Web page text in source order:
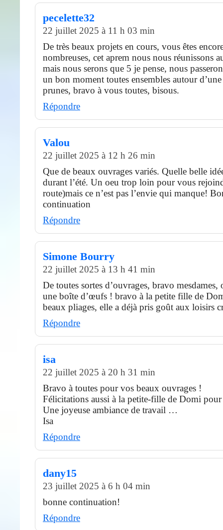
pecelette32
22 juillet 2025 à 11 h 03 min
De très beaux projets en cours, vous êtes
nombreuses, cet aprem nous nous réunissons
mais nous serons que 5 je pense, nous
un bon moment toutes ensembles autour
prunes, bravo à vous toutes, bisous.
Répondre
Valou
22 juillet 2025 à 12 h 26 min
Que de beaux ouvrages variés. Quelle belle
durant l’été. Un oeu trop loin pour vous
route)mais ce n’est pas l’envie qui manque!
continuation
Répondre
Simone Bourry
22 juillet 2025 à 13 h 41 min
De toutes sortes d’ouvrages, bravo
une boîte d’œufs ! bravo à la petite fille de
beaux pliages, elle a déjà pris goût aux loisirs
Répondre
isa
22 juillet 2025 à 20 h 31 min
Bravo à toutes pour vos beaux ouvrages !
Félicitations aussi à la petite-fille de Domi pour
Une joyeuse ambiance de travail …
Isa
Répondre
dany15
23 juillet 2025 à 6 h 04 min
bonne continuation!
Répondre